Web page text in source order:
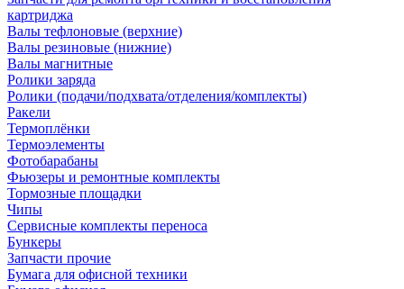
картриджа
Валы тефлоновые (верхние)
Валы резиновые (нижние)
Валы магнитные
Ролики заряда
Ролики (подачи/подхвата/отделения/комплекты)
Ракели
Термоплёнки
Термоэлементы
Фотобарабаны
Фьюзеры и ремонтные комплекты
Тормозные площадки
Чипы
Сервисные комплекты переноса
Бункеры
Запчасти прочие
Бумага для офисной техники